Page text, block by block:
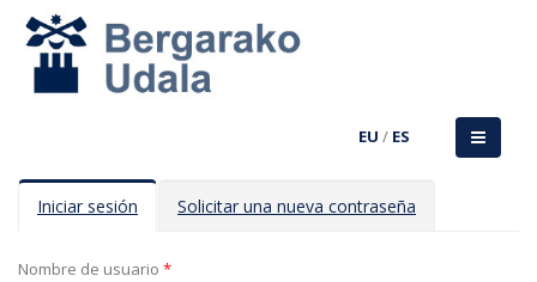
EU / ES
Solapas principales
Iniciar sesión (solapaSolicitar una nueva contraseña
Nombre de usuario *